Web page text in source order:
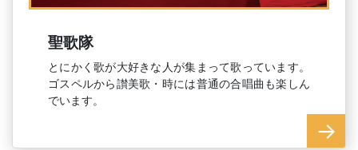
聖歌隊
とにかく歌が大好きな人が集まって歌っています。
ゴスペルから讃美歌・時には普通の合唱曲も楽しん
でいます。